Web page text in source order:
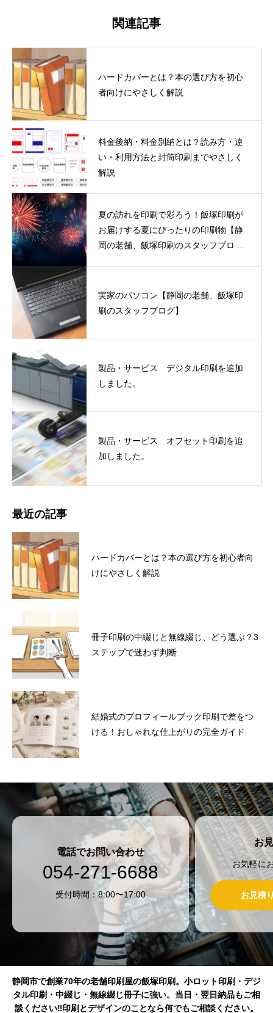
関連記事
ハードカバーとは？本の選び方を初心
者向けにやさしく解説
料金後納・料金別納とは？読み方・違
い・利用方法と封筒印刷までやさしく
解説
夏の訪れを印刷で彩ろう！飯塚印刷が
お届けする夏にぴったりの印刷物【静
岡の老舗、飯塚印刷のスタッフブロ
実家のパソコン【静岡の老舗、飯塚印
刷のスタッフブログ】
製品・サービス デジタル印刷を追加
しました。
製品・サービス オフセット印刷を追
加しました。
最近の記事
ハードカバーとは？本の選び方を初心者向
けにやさしく解説
冊子印刷の中綴じと無線綴じ、どう選ぶ？3
ステップで迷わず判断
結婚式のプロフィールブック印刷で差をつ
ける！おしゃれな仕上がりの完全ガイド
電話でお問い合わせ
054-271-6688
受付時間：8:00〜17:00
お
お気軽に
お見積
静岡市で創業70年の老舗印刷屋の飯塚印刷。小ロット印刷・デジ
タル印刷・中綴じ・無線綴じ冊子に強い。当日・翌日納品もご相
談ください‼印刷とデザインのことなら何でもご相談ください。